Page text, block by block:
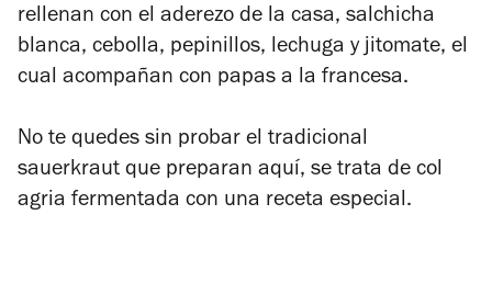
rellenan con el aderezo de la casa, salchicha
blanca, cebolla, pepinillos, lechuga y jitomate, el
cual acompañan con papas a la francesa.
No te quedes sin probar el tradicional
sauerkraut que preparan aquí, se trata de col
agria fermentada con una receta especial.